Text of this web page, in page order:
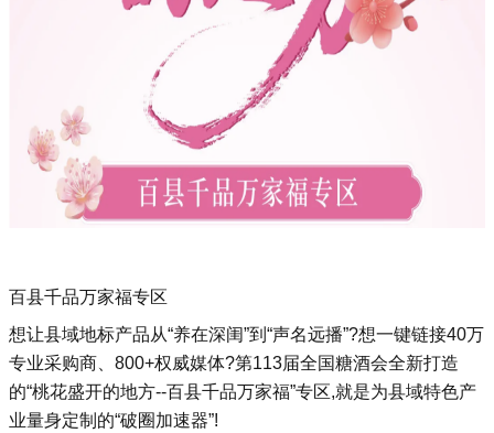
百县千品万家福专区
想让县域地标产品从“养在深闺”到“声名远播”?想一键链接40万
专业采购商、800+权威媒体?第113届全国糖酒会全新打造
的“桃花盛开的地方--百县千品万家福”专区,就是为县域特色产
业量身定制的“破圈加速器”!